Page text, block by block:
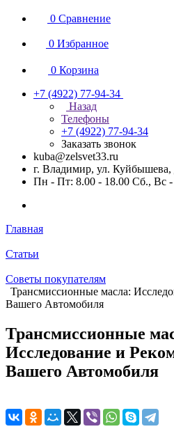
0 Сравнение
0 Избранное
0 Корзина
+7 (4922) 77-94-34
Назад
Телефоны
+7 (4922) 77-94-34
Заказать звонок
kuba@zelsvet33.ru
г. Владимир, ул. Куйбышева,
Пн - Пт: 8.00 - 18.00 Сб., Вс
Главная
Статьи
Советы покупателям
Трансмиссионные масла:
Вашего Автомобиля
Трансмиссионные
Исследование и
Вашего Автомобиля